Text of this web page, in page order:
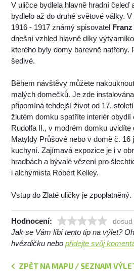
V uličce bydlela hlavně hradní čeleď
bydlelo až do druhé světové války.
1916 - 1917 známý spisovatel
dnešní vzhled hlavně díky
kterého byly domy barevně natřeny.
šedivé.
Během návštěvy můžete
malých domečků. Je zde
připomíná tehdejší život od 17.
žlutém domku spatříte interiér obydlí
Rudolfa II., v modrém domku
Matyldy Průšové nebo v domě č. 16
kuchyní. Zajímavá expozice je i v
hradbách a bývalé vězení pro
i alchymista Robert Kelley.
Vstup do Zlaté uličky je zpoplatněný.
Hodnocení:
Jak se Vám líbí tento tip na výlet?
hvězdičku nebopřidejte svůj
ZPĚT NA MAPU / SEZNAM